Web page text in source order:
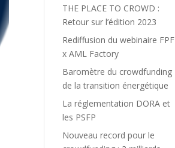
THE PLACE TO CROWD :
Retour sur l’édition 2023
Rediffusion du webinaire FPF
x AML Factory
Baromètre du crowdfunding
de la transition énergétique
La réglementation DORA et
les PSFP
Nouveau record pour le